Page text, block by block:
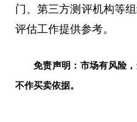
门、第三方测评机构等
评估工作提供参考。
免责声明：市场有风险
不作买卖依据。